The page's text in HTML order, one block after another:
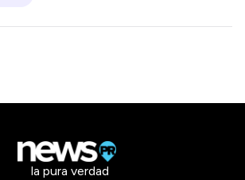
la pura verdad